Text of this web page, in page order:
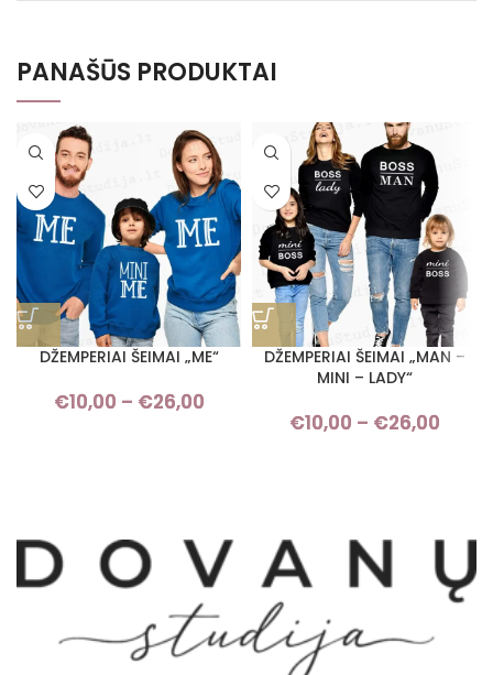
PANAŠŪS PRODUKTAI
DŽEMPERIAI ŠEIMAI „ME“
€10,00 – €26,00
€26,00
DŽEMPERIAI ŠEIMAI „MAN –
MINI – LADY“
€10,00 – €26,00